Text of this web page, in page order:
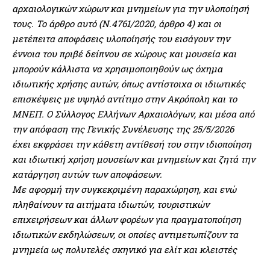
αρχαιολογικών χώρων και μνημείων για την υλοποίησή
τους. Το άρθρο αυτό (Ν.4761/2020, άρθρο 4) και οι
μετέπειτα αποφάσεις υλοποίησής του εισάγουν την
έννοια του πριβέ δείπνου σε χώρους και μουσεία και
μπορούν κάλλιστα να χρησιμοποιηθούν ως όχημα
ιδιωτικής χρήσης αυτών, όπως αντίστοιχα οι ιδιωτικές
επισκέψεις με υψηλό αντίτιμο στην Ακρόπολη και το
ΜΝΕΠ. Ο Σύλλογος Ελλήνων Αρχαιολόγων, και μέσα από
την απόφαση της Γενικής Συνέλευσης της 25/5/2026
έχει εκφράσει την κάθετη αντίθεσή του στην ιδιοποίηση
και ιδιωτική χρήση μουσείων και μνημείων και ζητά την
κατάργηση αυτών των αποφάσεων.
Με αφορμή την συγκεκριμένη παραχώρηση, και ενώ
πληθαίνουν τα αιτήματα ιδιωτών, τουριστικών
επιχειρήσεων και άλλων φορέων για πραγματοποίηση
ιδιωτικών εκδηλώσεων, οι οποίες αντιμετωπίζουν τα
μνημεία ως πολυτελές σκηνικό για ελίτ και κλειστές